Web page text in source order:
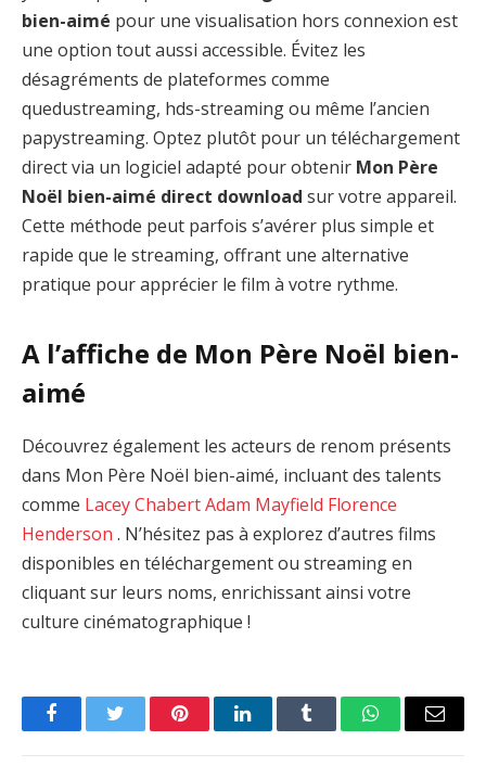
bien-aimé pour une visualisation hors connexion est
une option tout aussi accessible. Évitez les
désagréments de plateformes comme
quedustreaming, hds-streaming ou même l’ancien
papystreaming. Optez plutôt pour un téléchargement
direct via un logiciel adapté pour obtenir Mon Père
Noël bien-aimé direct download sur votre appareil.
Cette méthode peut parfois s’avérer plus simple et
rapide que le streaming, offrant une alternative
pratique pour apprécier le film à votre rythme.
A l’affiche de Mon Père Noël bien-
aimé
Découvrez également les acteurs de renom présents
dans Mon Père Noël bien-aimé, incluant des talents
comme Lacey ChabertAdam Mayfield Florence
Henderson . N’hésitez pas à explorez d’autres films
disponibles en téléchargement ou streaming en
cliquant sur leurs noms, enrichissant ainsi votre
culture cinématographique !
FacebookTwitter PinterestLinkedInTumblr WhatsAppEmail